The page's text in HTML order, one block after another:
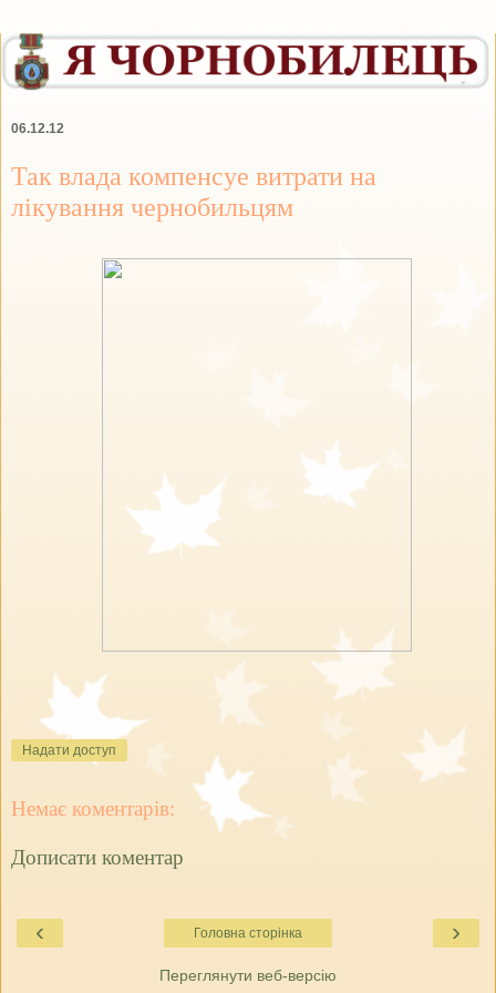
06.12.12
Так влада компенсуе витрати на
лікування чернобильцям
Надати доступ
Немає коментарів:
Дописати коментар
‹ ›
Головна сторінка
Переглянути веб-версію